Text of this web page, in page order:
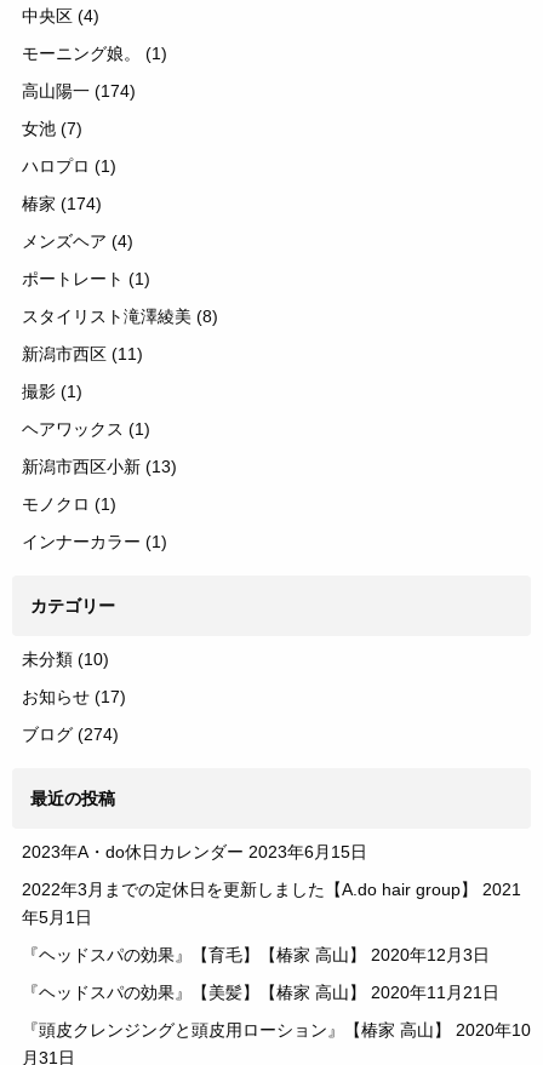
中央区 (4)
モーニング娘。 (1)
高山陽一 (174)
女池 (7)
ハロプロ (1)
椿家 (174)
メンズヘア (4)
ポートレート (1)
スタイリスト滝澤綾美 (8)
新潟市西区 (11)
撮影 (1)
ヘアワックス (1)
新潟市西区小新 (13)
モノクロ (1)
インナーカラー (1)
カテゴリー
未分類 (10)
お知らせ (17)
ブログ (274)
最近の投稿
2023年A・do休日カレンダー 2023年6月15日
2022年3月までの定休日を更新しました【A.do hair group】
2021
年5月1日
『ヘッドスパの効果』【育毛】【椿家 高山】
2020年12月3日
『ヘッドスパの効果』【美髪】【椿家 高山】
2020年11月21日
『頭皮クレンジングと頭皮用ローション』【椿家 高山】
2020年10
月31日